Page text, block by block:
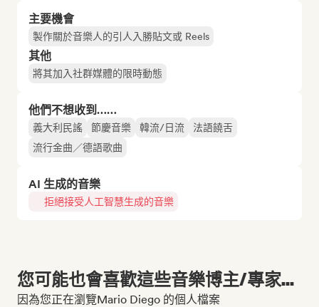
主要機會
製作關於音樂人的引人入勝貼文或 Reels
其他
將其加入社群媒體的限時動態
他們不想收到……
義大利民謠 節慶音樂 韓流/日流
法語饒舌
流行金曲／德語歌曲
AI 生成的音樂
拒絕接受人工智慧生成的音樂
您可能也會喜歡這些音樂博主/專家...
因為您正在瀏覽Mario Diego 的個人檔案